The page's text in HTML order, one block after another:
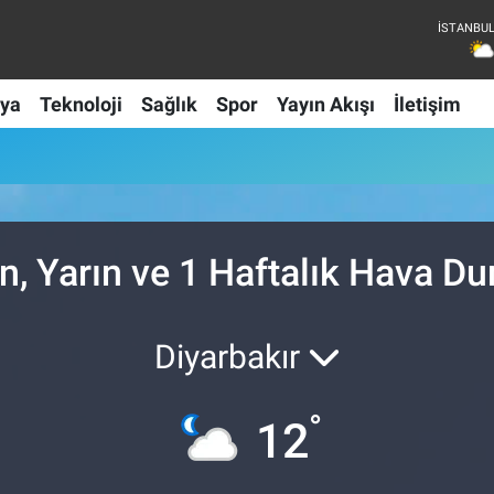
Teknoloji Sağlık Spor Yayın Akışı İletişim
Yarın ve 1 Haftalık Hava
Diyarbakır
12°